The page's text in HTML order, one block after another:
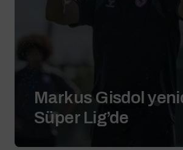
Markus Gisdol
Süper Lig’de